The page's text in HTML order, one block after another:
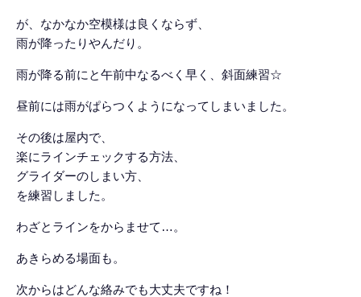
が、なかなか空模様は良くならず、
雨が降ったりやんだり。
雨が降る前にと午前中なるべく早く、斜面練習☆
昼前には雨がぱらつくようになってしまいました。
その後は屋内で、
楽にラインチェックする方法、
グライダーのしまい方、
を練習しました。
わざとラインをからませて…。
あきらめる場面も。
次からはどんな絡みでも大丈夫ですね！